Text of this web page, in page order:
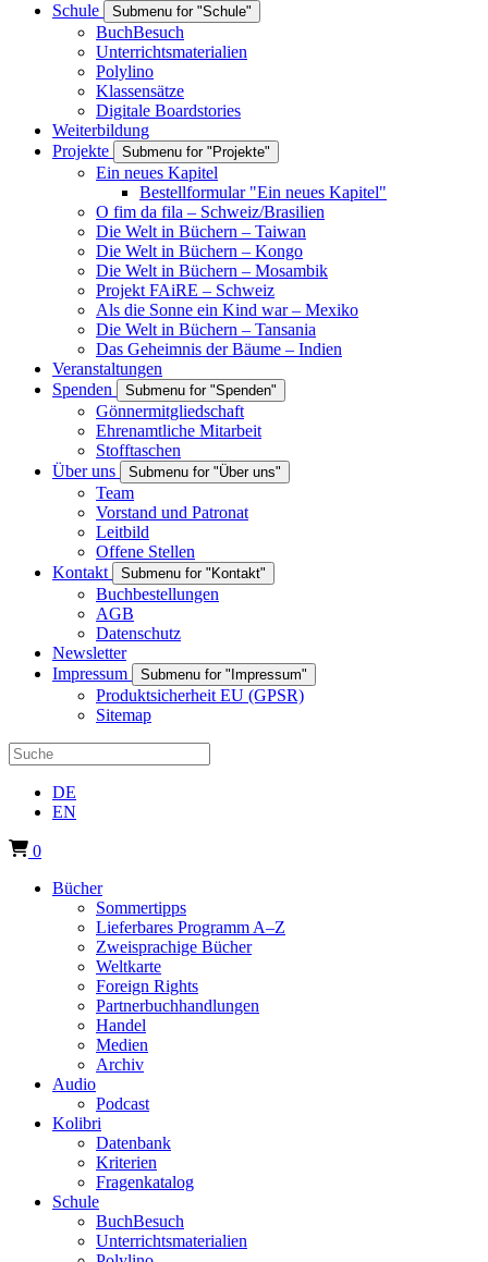
Schule
Submenu for "Schule"
BuchBesuch
Unterrichtsmaterialien
Polylino
Klassensätze
Digitale Boardstories
Weiterbildung
Projekte
Submenu for "Projekte"
Ein neues Kapitel
Bestellformular "Ein neues Kapitel"
O fim da fila – Schweiz/Brasilien
Die Welt in Büchern – Taiwan
Die Welt in Büchern – Kongo
Die Welt in Büchern – Mosambik
Projekt FAiRE – Schweiz
Als die Sonne ein Kind war – Mexiko
Die Welt in Büchern – Tansania
Das Geheimnis der Bäume – Indien
Veranstaltungen
Spenden
Submenu for "Spenden"
Gönnermitgliedschaft
Ehrenamtliche Mitarbeit
Stofftaschen
Über uns
Submenu for "Über uns"
Team
Vorstand und Patronat
Leitbild
Offene Stellen
Kontakt
Submenu for "Kontakt"
Buchbestellungen
AGB
Datenschutz
Newsletter
Impressum
Submenu for "Impressum"
Produktsicherheit EU (GPSR)
Sitemap
DE
EN
0
Bücher
Sommertipps
Lieferbares Programm A–Z
Zweisprachige Bücher
Weltkarte
Foreign Rights
Partnerbuchhandlungen
Handel
Medien
Archiv
Audio
Podcast
Kolibri
Datenbank
Kriterien
Fragenkatalog
Schule
BuchBesuch
Unterrichtsmaterialien